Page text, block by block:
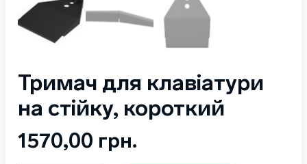
Тримач для клавіатури
на стійку, короткий
1570,00 грн.